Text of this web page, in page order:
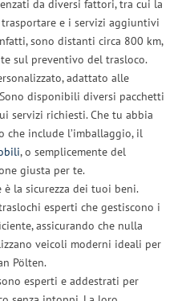
da diversi fattori, tra cui la
e i servizi aggiuntivi
sono distanti circa 800 km,
sul preventivo del trasloco.
adattato alle
disponibili diversi pacchetti
servizi richiesti. Che tu abbia
che include l’imballaggio, il
, o semplicemente del
giusta per te.
la sicurezza dei tuoi beni.
esperti che gestiscono i
assicurando che nulla
veicoli moderni ideali per
Pölten.
esperti e addestrati per